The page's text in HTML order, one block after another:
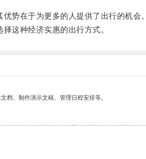
势在于为更多的人提供了出行的机会。
这种经济实惠的出行方式。
档、制作演示文稿、管理日程安排等。